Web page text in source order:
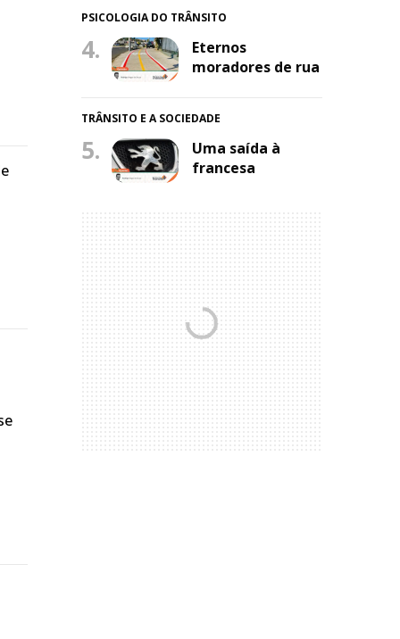
PSICOLOGIA DO TRÂNSITO
4.
Eternos
moradores de rua
TRÂNSITO E A SOCIEDADE
5.
Uma saída à
francesa